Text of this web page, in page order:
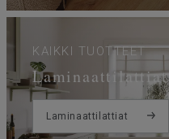
KAIKKI TUOTTEET
Laminaattilattiat
Laminaattilattiat